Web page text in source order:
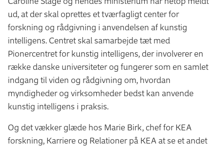
ud, at der skal oprettes et tværfagligt center for
forskning og rådgivning i anvendelsen af kunstig
intelligens. Centret skal samarbejde tæt med
Pionercentret for kunstig intelligens, der involverer en
række danske universiteter og fungerer som en samlet
indgang til viden og rådgivning om, hvordan
myndigheder og virksomheder bedst kan anvende
kunstig intelligens i praksis.
Og det vækker glæde hos Marie Birk, chef for KEA
forskning, Karriere og Relationer på KEA at se et andet